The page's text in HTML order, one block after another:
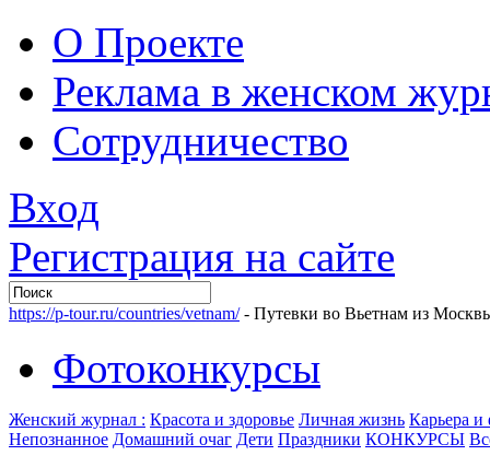
О Проекте
Реклама в женском
Сотрудничество
Вход
Регистрация на сайте
https://p-tour.ru/countries/vetnam/- Путевки во Вьетнам из
Фотоконкурсы
Женский журнал : Красота и здоровье Личная жизнь Карьера
Непознанное Домашний очаг Дети Праздники КОНКУРСЫ